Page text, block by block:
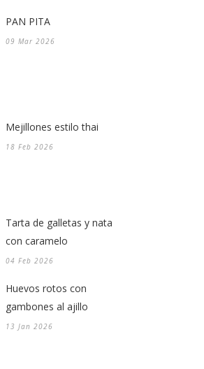
PAN PITA
09 Mar 2026
Mejillones estilo thai
18 Feb 2026
Tarta de galletas y nata
con caramelo
04 Feb 2026
Huevos rotos con
gambones al ajillo
13 Jan 2026